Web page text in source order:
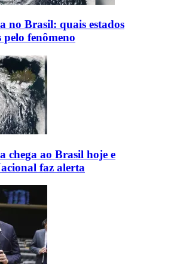
no Brasil: quais estados
pelo fenômeno
chega ao Brasil hoje e
faz alerta